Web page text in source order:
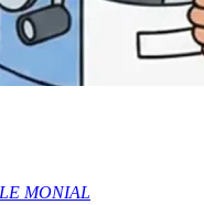
MONIAL